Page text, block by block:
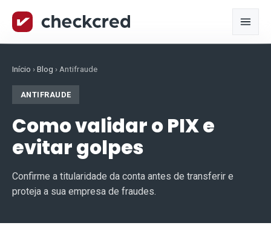
Início ›Blog › Antifraude
ANTIFRAUDE
Como validar o PIX e
evitar golpes
Confirme a titularidade da conta antes de transferir e
proteja a sua empresa de fraudes.